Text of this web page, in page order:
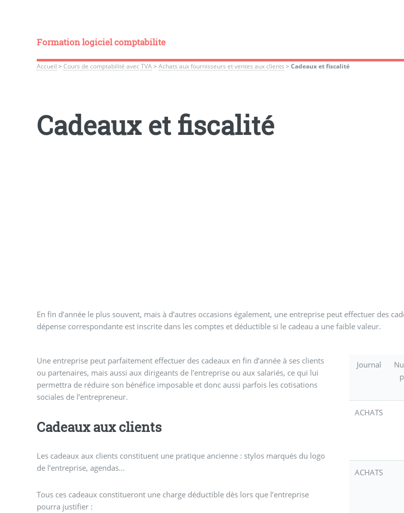
Formation logiciel comptabilite
Accueil >Cours de comptabilité avec TVA>Achats aux fournisseurs et ventes aux clients >Cadeaux et fiscalité
Cadeaux et fiscalité
En fin d’année le plus souvent, mais à d’autres occasions également, une entreprise peut effectuer des
dépense correspondante est inscrite dans les comptes et déductible si le cadeau a une faible valeur.
Une entreprise peut parfaitement effectuer des cadeaux en fin d’année à ses clients
ou partenaires, mais aussi aux dirigeants de l’entreprise ou aux salariés, ce qui lui
permettra de réduire son bénéfice imposable et donc aussi parfois les cotisations
sociales de l’entrepreneur.
Cadeaux aux clients
Les cadeaux aux clients constituent une pratique ancienne : stylos marqués du logo
de l’entreprise, agendas...
Tous ces cadeaux constitueront une charge déductible dès lors que l’entreprise
pourra justifier :
Journal
ACHATS
ACHATS